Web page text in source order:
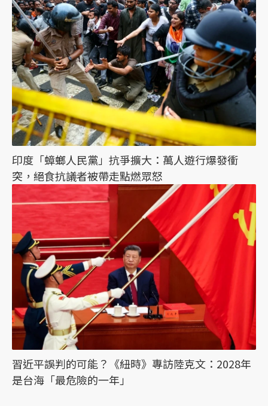
印度「蟑螂人民黨」抗爭擴大：萬人遊行爆發衝
突，絕食抗議者被帶走點燃眾怒
習近平誤判的可能？《紐時》專訪陸克文：2028年
是台海「最危險的一年」